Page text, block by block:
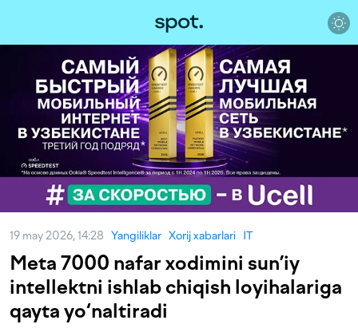
19 may 2026, 14:28 Yangiliklar Xorij xabarlari IT
Meta 7000 nafar xodimini sun’iy
intellektni ishlab chiqish loyihalariga
qayta yo‘naltiradi